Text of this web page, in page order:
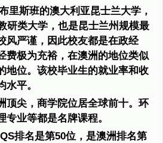
里斯班的澳大利亚昆士兰大学，
研类大学，也是昆士兰州规模最
风严谨，因此校友都是在政经
费极为充裕，在澳洲的地位类似
地位。该校毕业生的就业率和收
水平。
顶尖，商学院位居全球前十。环
业等都是名牌课程。
排名是第50位，是澳洲排名第